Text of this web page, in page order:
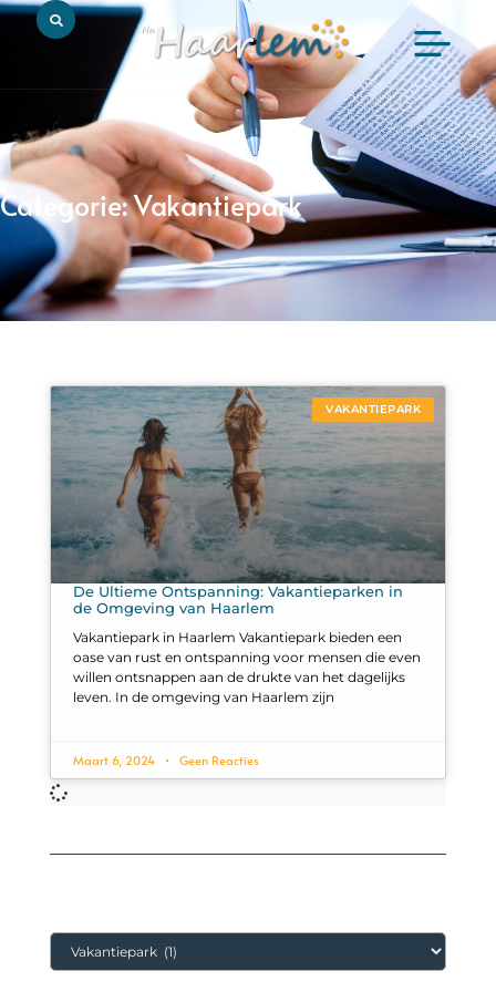
Categorie: Vakantiepark
VAKANTIEPARK
De Ultieme Ontspanning: Vakantieparken in
de Omgeving van Haarlem
Vakantiepark in Haarlem Vakantiepark bieden een
oase van rust en ontspanning voor mensen die even
willen ontsnappen aan de drukte van het dagelijks
leven. In de omgeving van Haarlem zijn
Maart 6, 2024 Geen Reacties